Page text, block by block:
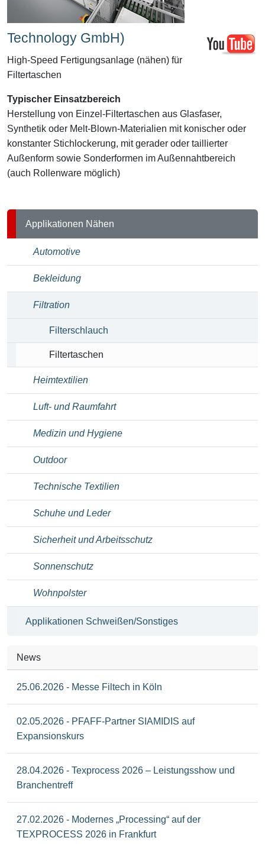
Technology GmbH)
High-Speed Fertigungsanlage (nähen) für
Filtertaschen
Typischer Einsatzbereich
Herstellung von Einzel-Filtertaschen aus Glasfaser,
Synthetik oder Melt-Blown-Materialien mit konischer oder
konstanter Stichlockerung, mit gerader oder taillierter
Außenform sowie Sonderformen im Außennahtbereich
(auch Rollenware möglich)
Applikationen Nähen
Automotive
Bekleidung
Filtration
Filterschlauch
Filtertaschen
Heimtextilien
Luft- und Raumfahrt
Medizin und Hygiene
Outdoor
Technische Textilien
Schuhe und Leder
Sicherheit und Arbeitsschutz
Sonnenschutz
Wohnpolster
Applikationen Schweißen/Sonstiges
News
25.06.2026 - Messe Filtech in Köln
02.05.2026 - PFAFF-Partner SIAMIDIS auf
Expansionskurs
28.04.2026 - Texprocess 2026 – Leistungsshow und
Branchentreff
27.02.2026 - Modernes „Processing“ auf der
TEXPROCESS 2026 in Frankfurt